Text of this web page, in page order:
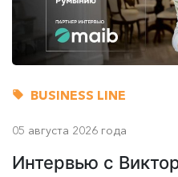
BUSINESS LINE
05 августа 2026 года
Интервью с